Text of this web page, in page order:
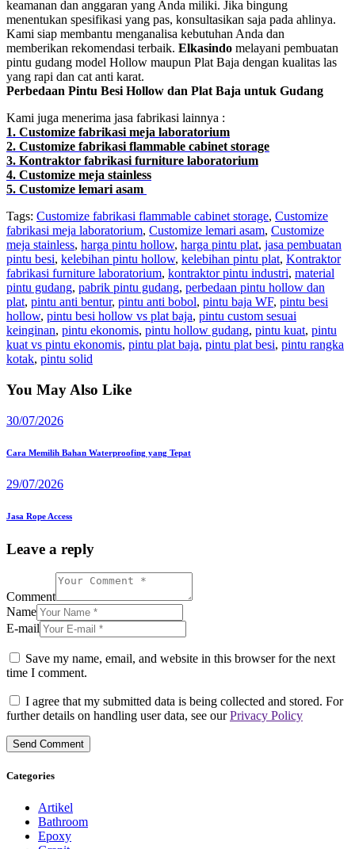
keamanan dan anggaran yang Anda miliki. Jika bingung
menentukan spesifikasi yang pas, konsultasikan saja pada ahlinya.
Kami siap membantu menganalisa kebutuhan Anda dan
memberikan rekomendasi terbaik. Elkasindo melayani pembuatan
pintu gudang model Hollow maupun Plat Baja dengan kualitas las
yang rapi dan cat anti karat.
Perbedaan Pintu Besi Hollow dan Plat Baja untuk Gudang
Kami juga menerima jasa fabrikasi lainnya :
1. Customize fabrikasi meja laboratorium
2. Customize fabrikasi flammable cabinet storage
3. Kontraktor fabrikasi furniture laboratorium
4. Customize meja stainless
5. Customize lemari asam
Tags: Customize fabrikasi flammable cabinet storage, Customize
fabrikasi meja laboratorium, Customize lemari asam, Customize
meja stainless, harga pintu hollow, harga pintu plat, jasa pembuatan
pintu besi, kelebihan pintu hollow, kelebihan pintu plat, Kontraktor
fabrikasi furniture laboratorium, kontraktor pintu industri, material
pintu gudang, pabrik pintu gudang, perbedaan pintu hollow dan
plat, pintu anti bentur, pintu anti bobol, pintu baja WF, pintu besi
hollow, pintu besi hollow vs plat baja, pintu custom sesuai
keinginan, pintu ekonomis, pintu hollow gudang, pintu kuat, pintu
kuat vs pintu ekonomis, pintu plat baja, pintu plat besi, pintu rangka
kotak, pintu solid
You May Also Like
30/07/2026
Cara Memilih Bahan Waterproofing yang Tepat
29/07/2026
Jasa Rope Access
Leave a reply
Comment
Name
E-mail
Save my name, email, and website in this browser for the next
time I comment.
I agree that my submitted data is being collected and stored. For
further details on handling user data, see ourPrivacy Policy
Categories
Artikel
Bathroom
Epoxy